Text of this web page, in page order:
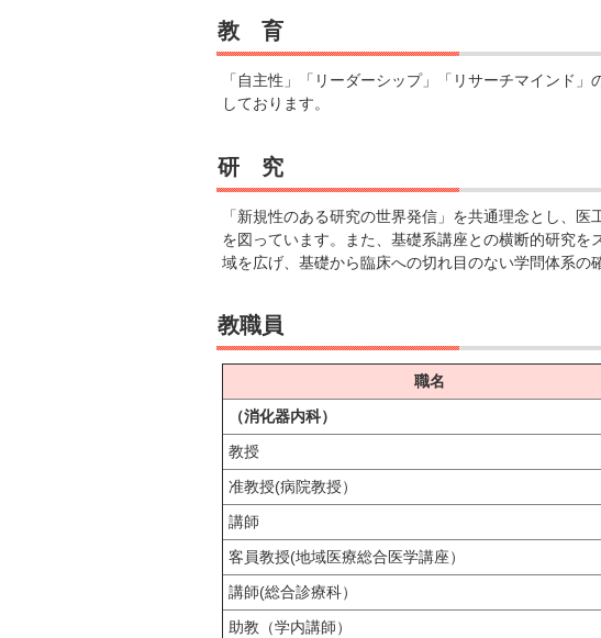
教 育
「自主性」「リーダーシップ」「リサーチマインド
しております。
研 究
「新規性のある研究の世界発信」を共通理念とし、
を図っています。また、基礎系講座との横断的研究
域を広げ、基礎から臨床への切れ目のない学問体系の
教職員
職名
（消化器内科）
教授
准教授(病院教授）
講師
客員教授(地域医療総合医学講座）
講師(総合診療科）
助教（学内講師）